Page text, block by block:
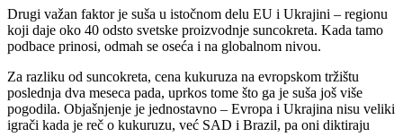
Drugi važan faktor je suša u istočnom delu EU i Ukrajini – regionu
koji daje oko 40 odsto svetske proizvodnje suncokreta. Kada tamo
podbace prinosi, odmah se oseća i na globalnom nivou.
Za razliku od suncokreta, cena kukuruza na evropskom tržištu
poslednja dva meseca pada, uprkos tome što ga je suša još više
pogodila. Objašnjenje je jednostavno – Evropa i Ukrajina nisu veliki
igrači kada je reč o kukuruzu, već SAD i Brazil, pa oni diktiraju